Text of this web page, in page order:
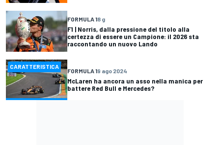
FORMULA 18 g
F1 | Norris, dalla pressione del titolo alla
certezza di essere un Campione: il 2026 sta
raccontando un nuovo Lando
CARATTERISTICA
FORMULA 19 ago 2024
McLaren ha ancora un asso nella manica per
battere Red Bull e Mercedes?